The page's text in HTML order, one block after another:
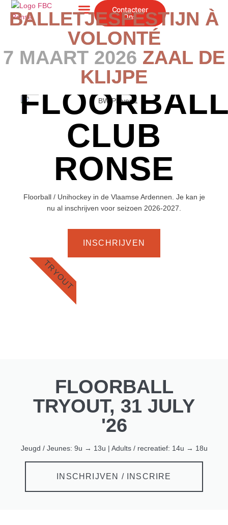
Contacteer
Ons
BALLETJESFESTIJN À
VOLONTÉ
7 MAART 2026 ZAAL DE
KLIJPE
CLUB
RONSE
Floorball / Unihockey in de Vlaamse Ardennen. Je kan je
nu al inschrijven voor seizoen 2026-2027.
INSCHRIJVEN
FLOORBALL
TRYOUT, 31 JULY
'26
Jeugd / Jeunes: 9u → 13u | Adults / recreatief: 14u → 18u
INSCHRIJVEN / INSCRIRE
TRYOUT